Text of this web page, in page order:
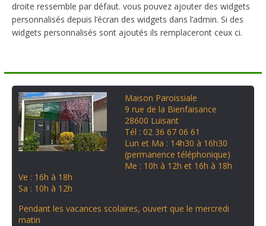
droite ressemble par défaut. vous pouvez ajouter des widgets
personnalisés depuis l’écran des widgets dans l’admin. Si des
widgets personnalisés sont ajoutés ils remplaceront ceux ci.
Maison Paroissiale
9 rue de la Bienfaisance
28600 Luisant
Tél : 02 36 67 06 61
Lun et Ma : 14h30 à 16h30
(permanence téléphonique)
Me : 10h à 12h et 16h à 18h
Ve : 16h à 18h
Sa : 10h à 12h
Pendant les vacances scolaires, ouvert que le mercredi
matin